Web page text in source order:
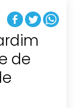
de